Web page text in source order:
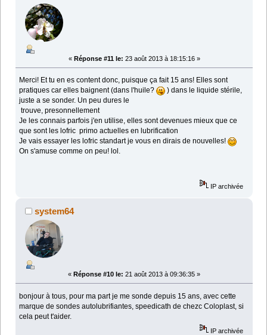
« Réponse #11 le: 23 août 2013 à 18:15:16 »
Merci! Et tu en es content donc, puisque ça fait 15 ans! Elles sont
pratiques car elles baignent (dans l'huile?
) dans le liquide stérile,
juste a se sonder. Un peu dures le
trouve, presonnellement
Je les connais parfois j'en utilise, elles sont devenues mieux que ce
que sont les lofric primo actuelles en lubrification
Je vais essayer les lofric standart je vous en dirais de nouvelles!
On s'amuse comme on peu! lol.
IP archivée
system64
« Réponse #10 le: 21 août 2013 à 09:36:35 »
bonjour à tous, pour ma part je me sonde depuis 15 ans, avec cette
marque de sondes autolubrifiantes, speedicath de chezc Coloplast, si
cela peut t'aider.
IP archivée